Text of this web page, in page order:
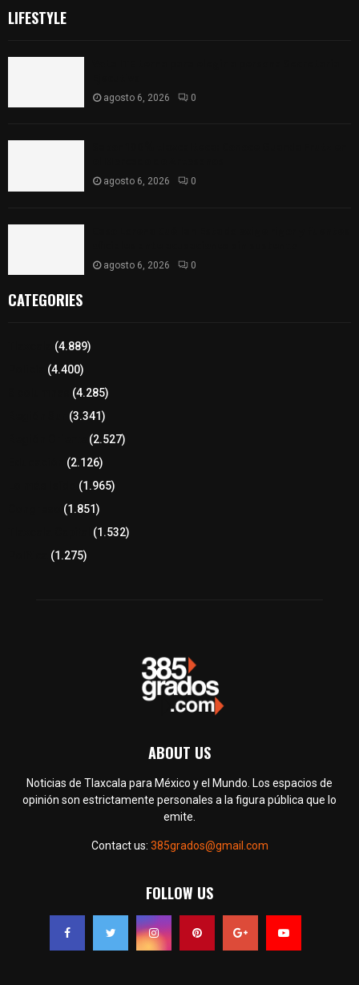
LIFESTYLE
agosto 6, 2026 0
agosto 6, 2026 0
agosto 6, 2026 0
CATEGORIES
(4.889)
(4.400)
(4.285)
(3.341)
(2.527)
(2.126)
(1.965)
(1.851)
(1.532)
(1.275)
ABOUT US
Noticias de Tlaxcala para México y el Mundo. Los espacios de
opinión son estrictamente personales a la figura pública que lo
emite.
Contact us: 385grados@gmail.com
FOLLOW US